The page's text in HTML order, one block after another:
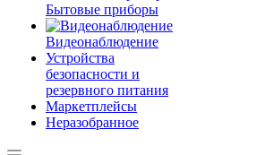
Бытовые приборы
Видеонаблюдение
Устройства
безопасности и
резервного питания
Маркетплейсы
Неразобранное